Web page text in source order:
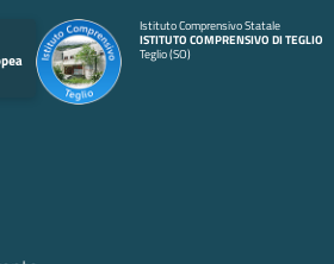
Istituto Comprensivo Statale
ISTITUTO COMPRENSIVO DI TEGLIO
Teglio (SO)